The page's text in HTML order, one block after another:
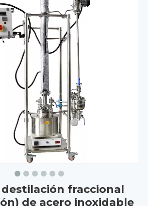
fraccional
de acero inoxidable